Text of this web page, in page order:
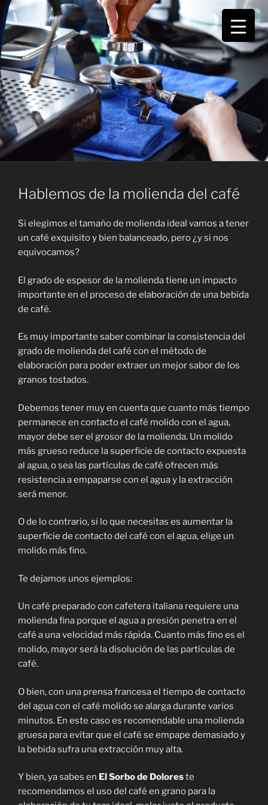
Saltar
al
contenido
Hablemos de la molienda del café
Si elegimos el tamaño de molienda ideal vamos a tener
un café exquisito y bien balanceado, pero ¿y si nos
equivocamos?
El grado de espesor de la molienda tiene un impacto
importante en el proceso de elaboración de una bebida
de café.
Es muy importante saber combinar la consistencia del
grado de molienda del café con el método de
elaboración para poder extraer un mejor sabor de los
granos tostados.
Debemos tener muy en cuenta que cuanto más tiempo
permanece en contacto el café molido con el agua,
mayor debe ser el grosor de la molienda. Un molido
más grueso reduce la superficie de contacto expuesta
al agua, o sea las partículas de café ofrecen más
resistencia a empaparse con el agua y la extracción
será menor.
O de lo contrario, si lo que necesitas es aumentar la
superficie de contacto del café con el agua, elige un
molido más fino.
Te dejamos unos ejemplos:
Un café preparado con cafetera italiana requiere una
molienda fina porque el agua a presión penetra en el
café a una velocidad más rápida. Cuanto más fino es el
molido, mayor será la disolución de las partículas de
café.
O bien, con una prensa francesa el tiempo de contacto
del agua con el café molido se alarga durante varios
minutos. En este caso es recomendable una molienda
gruesa para evitar que el café se empape demasiado y
la bebida sufra una extracción muy alta.
Y bien, ya sabes en El Sorbo de Doloreste
recomendamos el uso del café en grano para la